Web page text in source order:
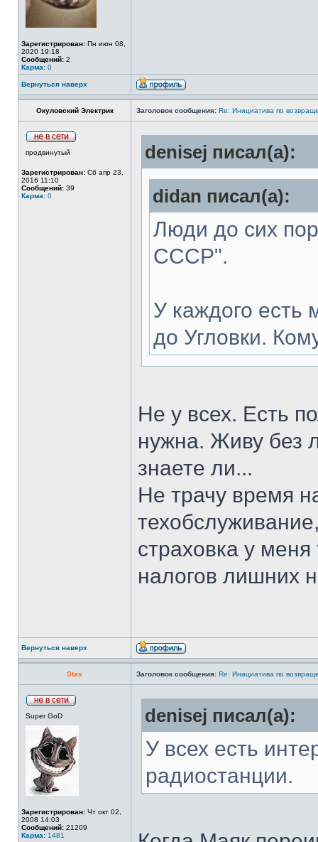
Зарегистрирован: Пн июн 08,
2020 19:18
Сообщений: 2
Карма: 0
Вернуться наверх
Окуловский Электрик Заголовок сообщения: Re: Инициатива по
продвинутый
Зарегистрирован: Сб апр 23,
2016 11:10
Сообщений: 39
Карма: 0
denisej писал(а):
didan писал(а):
Люди до сих
СССР".
У каждого есть
до Угловки.
Не у всех. Есть
нужна. Живу без
знаете ли...
Не трачу время
страховка у
налогов лишних
Вернуться наверх
Stas Заголовок сообщения: Re: Инициатива по
Super GoD
Зарегистрирован: Чт окт 02,
2008 14:03
Сообщений: 21209
Карма: 1481
denisej писал(а):
У всех есть
радиостанции.